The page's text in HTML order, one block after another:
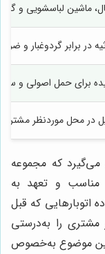
ماشین لباسشویی و
در برابر گردوغبار و ضربه
برای حمل اصولی و
در محل موردنظر مشتری
می‌گیرد که مجموعه
مناسب و تعهد به
اتوبارهایی که قبل
مشتری را به‌درستی
این موضوع به‌خصوص